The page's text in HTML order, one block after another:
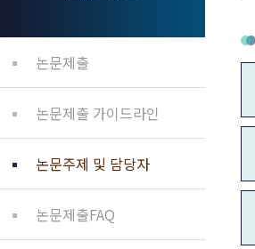
논문제출
논문제출 가이드라인
논문주제 및 담당자
논문제출FAQ